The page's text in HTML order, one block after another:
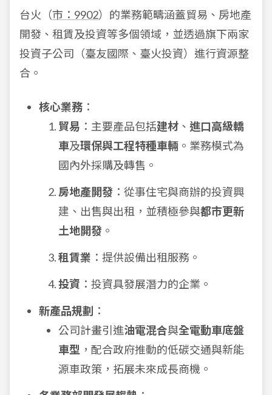
台火（市：9902）的業務範疇涵蓋貿易、房地產
開發、租賃及投資等多個領域，並透過旗下兩家
投資子公司（臺友國際、臺火投資）進行資源整
合。
核心業務 ：
貿易 ：主要產品包括建材 、 進口高級轎
車及環保與工程特種車輛 。業務模式為
國內外採購及轉售。
房地產開發 ：從事住宅與商辦的投資興
建、出售與出租，並積極參與都市更新
土地開發 。
租賃業 ：提供設備出租服務。
投資 ：投資具發展潛力的企業。
新產品規劃 ：
公司計畫引進油電混合與全電動車底盤
車型 ，配合政府推動的低碳交通與新能
源車政策，拓展未來成長商機。